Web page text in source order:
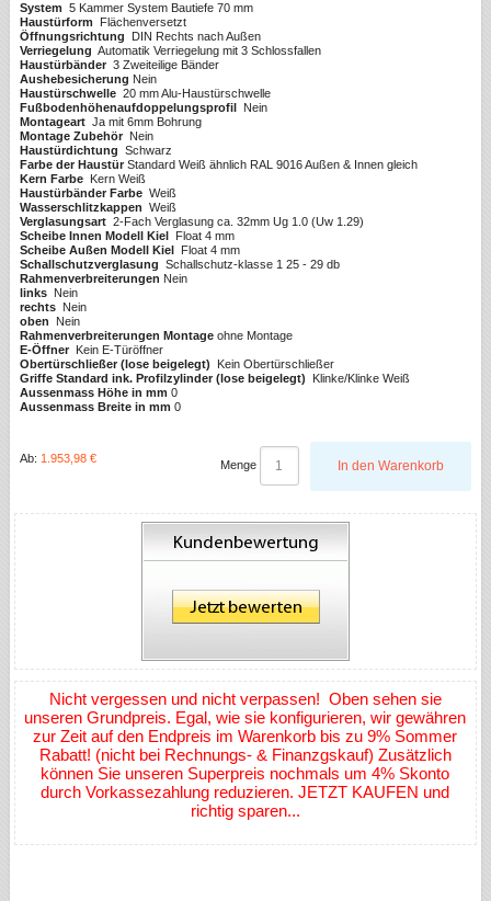
System 5 Kammer System Bautiefe 70 mm
Haustürform
Flächenversetzt
Öffnungsrichtung
DIN Rechts nach Außen
Verriegelung Automatik Verriegelung mit 3 Schlossfallen
Haustürbänder 3 Zweiteilige Bänder
Aushebesicherung Nein
Haustürschwelle 20 mm Alu-Haustürschwelle
Fußbodenhöhenaufdoppelungsprofil Nein
Montageart Ja mit 6mm Bohrung
Montage Zubehör Nein
Haustürdichtung Schwarz
Farbe der Haustür Standard Weiß ähnlich RAL 9016 Außen & Innen gleich
Kern Farbe Kern Weiß
Haustürbänder Farbe Weiß
Wasserschlitzkappen Weiß
Verglasungsart 2-Fach Verglasung ca. 32mm Ug 1.0 (Uw 1.29)
Scheibe Innen Modell Kiel Float 4 mm
Scheibe Außen Modell Kiel Float 4 mm
Schallschutzverglasung Schallschutz-klasse 1 25 - 29 db
Rahmenverbreiterungen Nein
links Nein
rechts Nein
oben
Nein
Rahmenverbreiterungen Montage ohne Montage
E-Öffner Kein E-Türöffner
Obertürschließer (lose beigelegt)
Kein Obertürschließer
Griffe Standard ink. Profilzylinder (lose beigelegt)
Klinke/Klinke Weiß
Aussenmass Höhe in mm 0
Aussenmass Breite in mm 0
Ab: 1.953,98 € Menge In den Warenkorb
Nicht vergessen und nicht verpassen! Oben sehen sie
unseren Grundpreis. Egal, wie sie konfigurieren, wir gewähren
zur Zeit auf den Endpreis im Warenkorb bis zu 9% Sommer
Rabatt! (nicht bei Rechnungs- & Finanzgskauf) Zusätzlich
können Sie unseren Superpreis nochmals um 4% Skonto
durch Vorkassezahlung reduzieren. JETZT KAUFEN und
richtig sparen...